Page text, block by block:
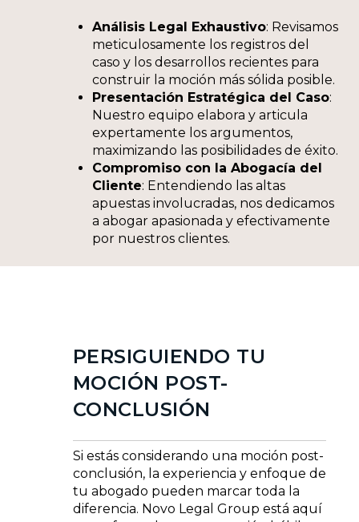
Análisis Legal Exhaustivo: Revisamos
meticulosamente los registros del
caso y los desarrollos recientes para
construir la moción más sólida posible.
Presentación Estratégica del Caso:
Nuestro equipo elabora y articula
expertamente los argumentos,
maximizando las posibilidades de éxito.
Compromiso con la Abogacía del
Cliente: Entendiendo las altas
apuestas involucradas, nos dedicamos
a abogar apasionada y efectivamente
por nuestros clientes.
PERSIGUIENDO TU
MOCIÓN POST-
CONCLUSIÓN
Si estás considerando una moción post-
conclusión, la experiencia y enfoque de
tu abogado pueden marcar toda la
diferencia. Novo Legal Group está aquí